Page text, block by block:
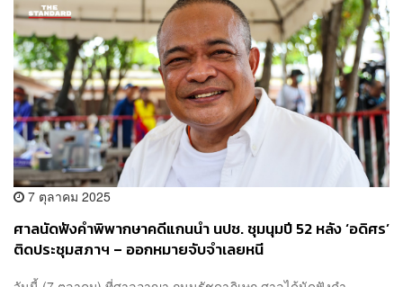
7 ตุลาคม 2025
ศาลนัดฟังคำพิพากษาคดีแกนนำ นปช. ชุมนุมปี 52 หลัง ‘อดิศร’
ติดประชุมสภาฯ – ออกหมายจับจำเลยหนี